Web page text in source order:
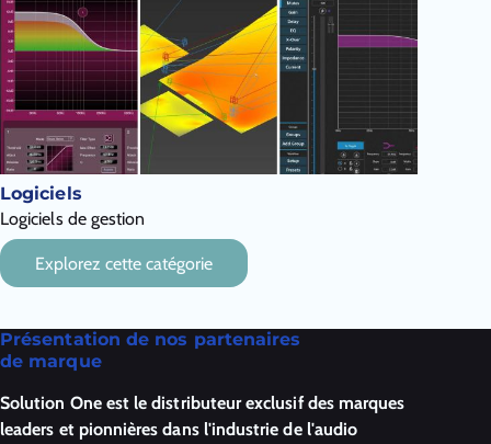
Logiciels
Logiciels de gestion
Explorez cette catégorie
Présentation de nos partenaires
de marque
Solution One est le distributeur exclusif des marques
leaders et pionnières dans l'industrie de l'audio